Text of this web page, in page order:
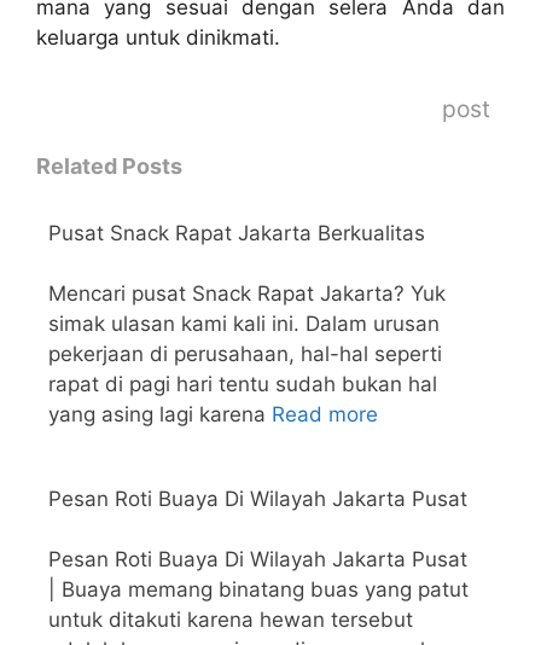
mana yang sesuai dengan selera Anda dan
keluarga untuk dinikmati.
post
Related Posts
Pusat Snack Rapat Jakarta Berkualitas
Mencari pusat Snack Rapat Jakarta? Yuk
simak ulasan kami kali ini. Dalam urusan
pekerjaan di perusahaan, hal-hal seperti
rapat di pagi hari tentu sudah bukan hal
yang asing lagi karena Read more
Pesan Roti Buaya Di Wilayah Jakarta Pusat
Pesan Roti Buaya Di Wilayah Jakarta Pusat
| Buaya memang binatang buas yang patut
untuk ditakuti karena hewan tersebut